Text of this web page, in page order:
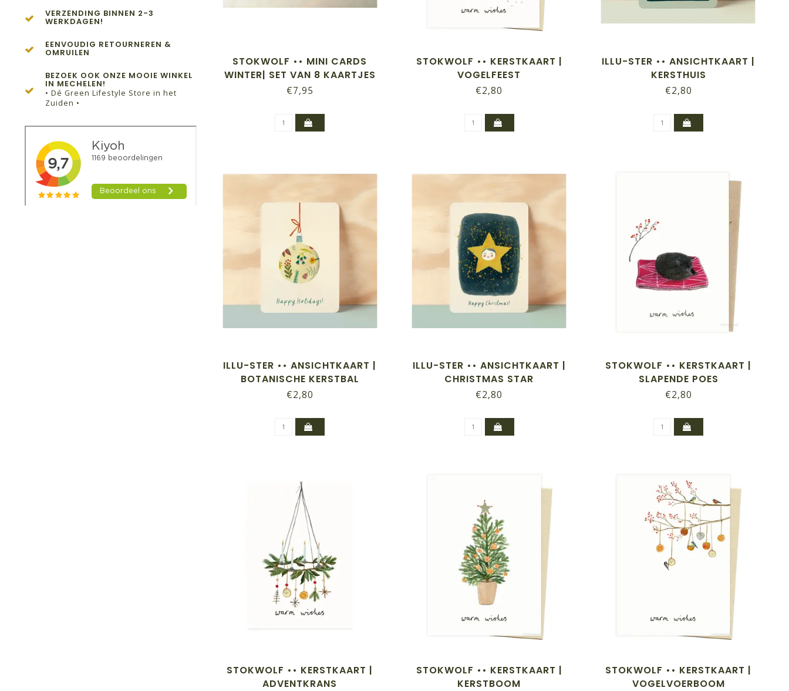
VERZENDING BINNEN 2-3
WERKDAGEN!
EENVOUDIG RETOURNEREN &
OMRUILEN
BEZOEK OOK ONZE MOOIE WINKEL
IN MECHELEN!
• Dé Green Lifestyle Store in het
Zuiden •
STOKWOLF •• MINI CARDS
WINTER| SET VAN 8 KAARTJES
€7,95
STOKWOLF •• KERSTKAART |
VOGELFEEST
€2,80
ILLU-STER •• ANSICHTKAART |
KERSTHUIS
€2,80
ILLU-STER •• ANSICHTKAART |
BOTANISCHE KERSTBAL
€2,80
ILLU-STER •• ANSICHTKAART |
CHRISTMAS STAR
€2,80
STOKWOLF •• KERSTKAART |
SLAPENDE POES
€2,80
STOKWOLF •• KERSTKAART |
ADVENTKRANS
STOKWOLF •• KERSTKAART |
KERSTBOOM
STOKWOLF •• KERSTKAART |
VOGELVOERBOOM